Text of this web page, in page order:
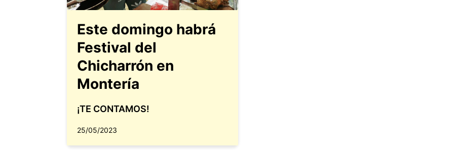
Este domingo habrá
Festival del
Chicharrón en
Montería
¡TE CONTAMOS!
25/05/2023